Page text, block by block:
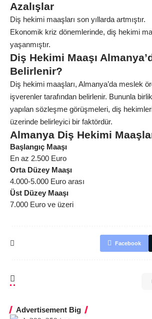
Azalışlar
Diş hekimi maaşları son yıllarda artmıştır.
Ekonomik kriz dönemlerinde, diş hekimi
yaşanmıştır.
Diş Hekimi Maaşı
Belirlenir?
Diş hekimi maaşları, Almanya’da meslek
işverenler tarafından belirlenir. Bununla
yapılan sözleşme görüşmeleri, diş
üzerinde belirleyici bir faktördür.
Almanya Diş Hekimi
Başlangıç Maaşı
En az 2.500 Euro
Orta Düzey Maaşı
4.000-5.000 Euro arası
Üst Düzey Maaşı
7.000 Euro ve üzeri
Facebook
Advertisement Big